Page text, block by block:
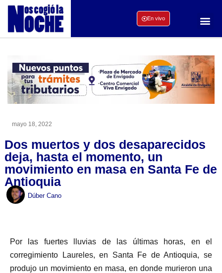
En vivo
mayo 18, 2022
Dos muertos y dos desaparecidos
deja, hasta el momento, un
movimiento en masa en Santa Fe de
Antioquia
Dúber Cano
Por las fuertes lluvias de las últimas horas, en el
corregimiento Laureles, en Santa Fe de Antioquia, se
produjo un movimiento en masa, en donde murieron una